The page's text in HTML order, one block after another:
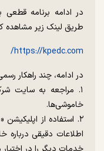
در ادامه برنامه قطعی
طریق لینک زیر مشاهده
https://kpedc.com/
در ادامه، چند راهکار
۱. مراجعه به سایت
خاموشی‌ها.
۲. استفاده از
اطلاعات دقیقی